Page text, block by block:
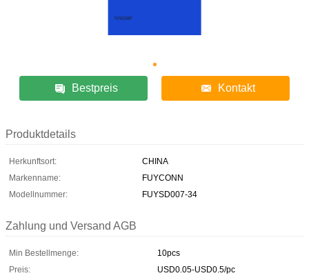
Bestpreis Kontakt
Produktdetails
Herkunftsort:
CHINA
Markenname:
FUYCONN
Modellnummer:
FUYSD007-34
Zahlung und Versand AGB
Min Bestellmenge:
10pcs
Preis:
USD0.05-USD0.5/pc